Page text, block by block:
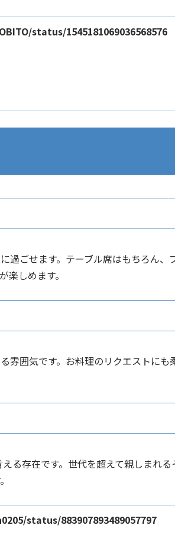
status/1545181069036568576
過ごせます。テーブル席はもちろん、
しめます。
雰囲気です。お料理のリクエストにも
る存在です。世代を超えて親しまれる
status/883907893489057797